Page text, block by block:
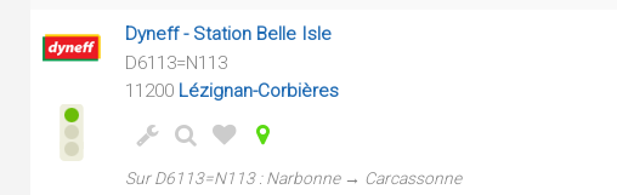
Dyneff - Station Belle Isle
D6113=N113
11200 Lézignan-Corbières
Sur D6113=N113 : Narbonne → Carcassonne